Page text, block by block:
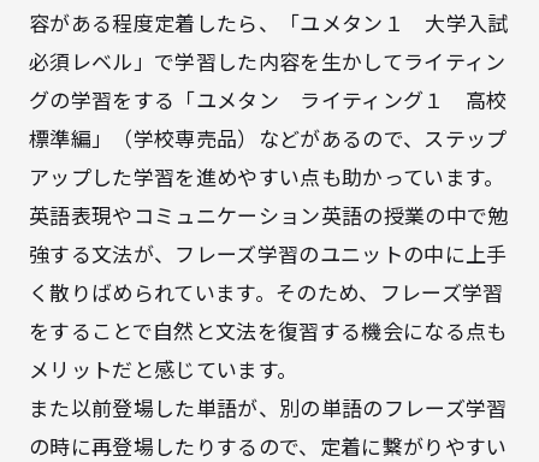
容がある程度定着したら、「ユメタン１ 大学入試
必須レベル」で学習した内容を生かしてライティン
グの学習をする「ユメタン ライティング１ 高校
標準編」（学校専売品）などがあるので、ステップ
アップした学習を進めやすい点も助かっています。
英語表現やコミュニケーション英語の授業の中で勉
強する文法が、フレーズ学習のユニットの中に上手
く散りばめられています。そのため、フレーズ学習
をすることで自然と文法を復習する機会になる点も
メリットだと感じています。
また以前登場した単語が、別の単語のフレーズ学習
の時に再登場したりするので、定着に繋がりやすい